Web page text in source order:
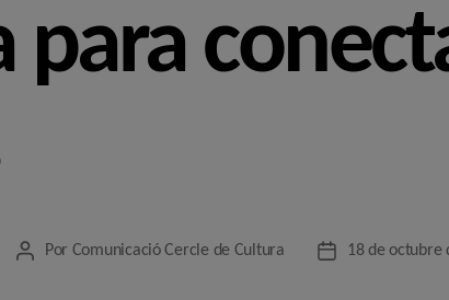
Autor
Por Comunicació Cercle de Cultura
Fecha18 de octubre